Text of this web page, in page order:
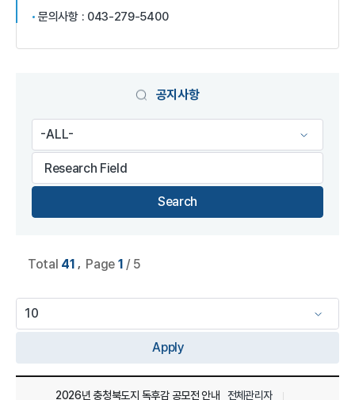
문의사항 : 043-279-5400 ​
공지사항
Total 41 Page 1 / 5
Apply
공지사항 list 으로 번호, 제목, 작성자, 조회수, create 일, 첨부파일로 나열 되고 있습니다.
2026년 충청북도지 독후감 공모전 안내
전체관리자